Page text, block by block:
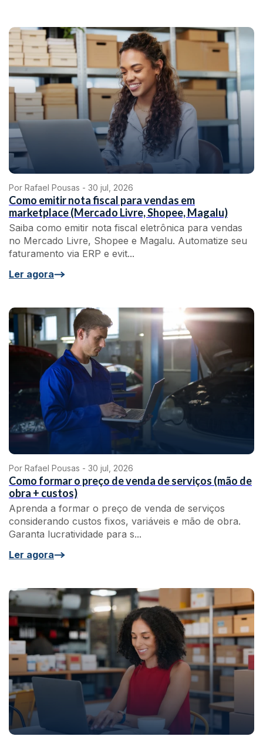
Por Rafael Pousas - 30 jul, 2026
Como emitir nota fiscal para vendas em
marketplace (Mercado Livre, Shopee, Magalu)
Saiba como emitir nota fiscal eletrônica para vendas
no Mercado Livre, Shopee e Magalu. Automatize seu
faturamento via ERP e evit...
Ler agora
Por Rafael Pousas - 30 jul, 2026
Como formar o preço de venda de serviços (mão de
obra + custos)
Aprenda a formar o preço de venda de serviços
considerando custos fixos, variáveis e mão de obra.
Garanta lucratividade para s...
Ler agora